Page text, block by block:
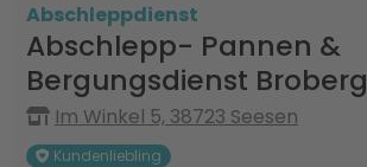
Abschleppdienst
Abschlepp- Pannen &
Bergungsdienst Broberg
Im Winkel 5, 38723 Seesen
Kundenliebling